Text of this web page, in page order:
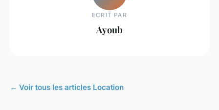
ECRIT PAR
Ayoub
← Voir tous les articles Location